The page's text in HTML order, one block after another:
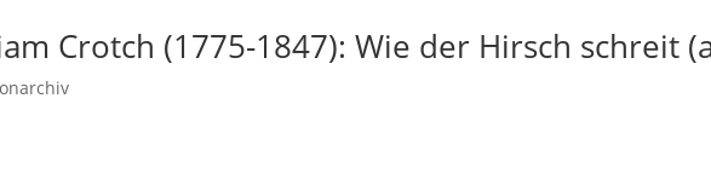
Crotch (1775-1847): Wie der Hirsch schreit